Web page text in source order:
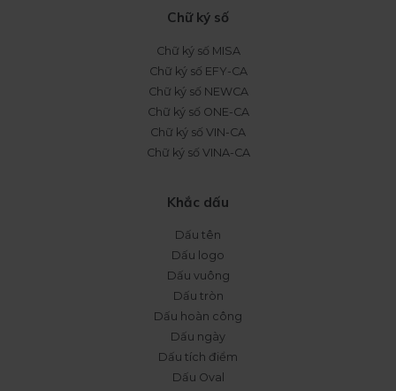
Chữ ký số
Chữ ký số MISA
Chữ ký số EFY-CA
Chữ ký số NEWCA
Chữ ký số ONE-CA
Chữ ký số VIN-CA
Chữ ký số VINA-CA
Khắc dấu
Dấu tên
Dấu logo
Dấu vuông
Dấu tròn
Dấu hoàn công
Dấu ngày
Dấu tích điểm
Dấu Oval